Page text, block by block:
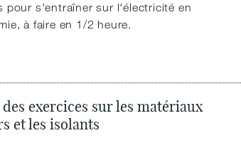
pour s'entraîner sur l'électricité en
à faire en 1/2 heure.
exercices sur les matériaux
et les isolants